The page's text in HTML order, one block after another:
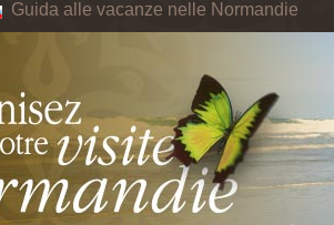
Guida alle vacanze nelle Normandie